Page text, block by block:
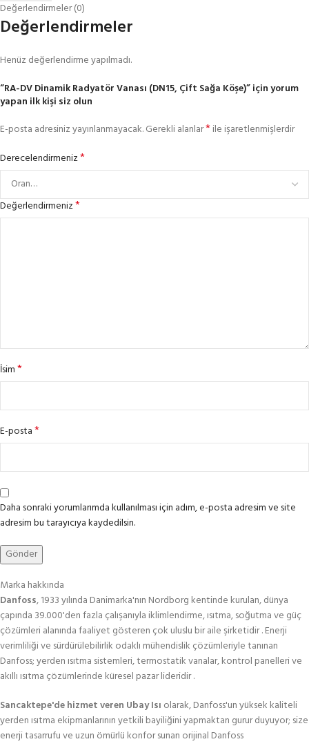
Değerlendirmeler (0)
Değerlendirmeler
Henüz değerlendirme yapılmadı.
“RA-DV Dinamik Radyatör Vanası (DN15, Çift Sağa Köşe)” için yorum
yapan ilk kişi siz olun
E-posta adresiniz yayınlanmayacak.Gerekli alanlar*ile işaretlenmişlerdir
Derecelendirmeniz*
Değerlendirmeniz*
İsim*
E-posta*
Daha sonraki yorumlarımda kullanılması için adım, e-posta adresim ve site
adresim bu tarayıcıya kaydedilsin.
Marka hakkında
Danfoss, 1933 yılında Danimarka'nın Nordborg kentinde kurulan, dünya
çapında 39.000'den fazla çalışanıyla iklimlendirme, ısıtma, soğutma ve güç
çözümleri alanında faaliyet gösteren çok uluslu bir aile şirketidir . Enerji
verimliliği ve sürdürülebilirlik odaklı mühendislik çözümleriyle tanınan
Danfoss; yerden ısıtma sistemleri, termostatik vanalar, kontrol panelleri ve
akıllı ısıtma çözümlerinde küresel pazar lideridir .
Sancaktepe'de hizmet veren Ubay Isı olarak, Danfoss'un yüksek kaliteli
yerden ısıtma ekipmanlarının yetkili bayiliğini yapmaktan gurur duyuyor; size
enerji tasarrufu ve uzun ömürlü konfor sunan orijinal Danfoss